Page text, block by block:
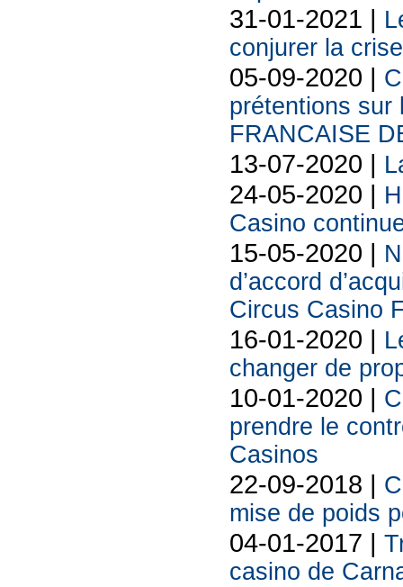
31-01-2021 |
conjurer la
05-09-2020 |
prétentions sur
FRANCAISE
13-07-2020 |
24-05-2020 |
Casino
15-05-2020 |
d’accord
Circus Casino
16-01-2020 |
changer de
10-01-2020 |
prendre le
Casinos
22-09-2018 |
mise de poids
04-01-2017 |
casino de